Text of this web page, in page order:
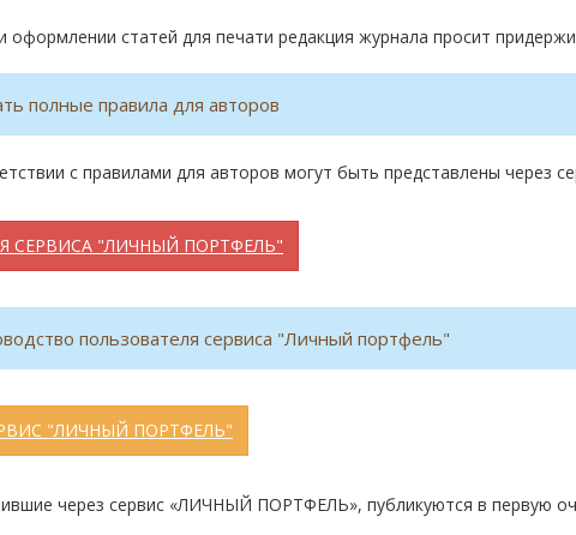
оформлении статей для печати редакция журнала просит
полные правила для авторов
с правилами для авторов могут быть представлены
СЕРВИСА "ЛИЧНЫЙ ПОРТФЕЛЬ"
пользователя сервиса "Личный портфель"
"ЛИЧНЫЙ ПОРТФЕЛЬ"
через сервис «ЛИЧНЫЙ ПОРТФЕЛЬ», публикуются в первую